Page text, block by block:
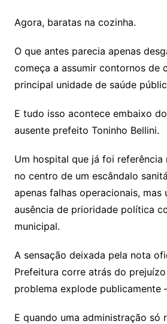
Agora, baratas na cozinha.
O que antes parecia apenas
começa a assumir contornos de
principal unidade de saúde
E tudo isso acontece embaixo
ausente prefeito Toninho Bellini.
Um hospital que já foi referência
no centro de um escândalo
apenas falhas operacionais, mas
ausência de prioridade política
municipal.
A sensação deixada pela nota
Prefeitura corre atrás do
problema explode publicamente
E quando uma administração só